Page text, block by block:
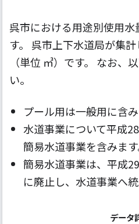
呉市における用途別使用
す。 呉市上下水道局が集
（単位 ㎥）です。 なお、
い。
プール用は一般用に含み
水道事業について平成
簡易水道事業を含みます
簡易水道事業は、平成
に廃止し、水道事業へ統
データ